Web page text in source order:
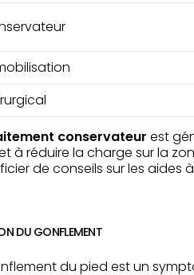
conservateur est
à réduire la charge sur la
de conseils sur les aides
DU GONFLEMENT
du pied est un